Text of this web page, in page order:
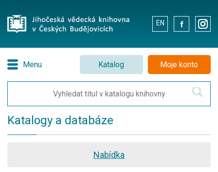
EN . .
Menu Katalog Moje konto
Katalogy a databáze
Nabídka